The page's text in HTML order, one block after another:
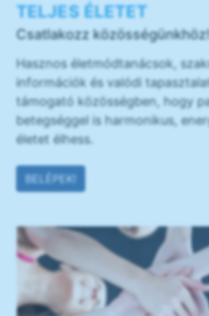
TELJES ÉLETET
Csatlakozz közösségünkhöz!
Hasznos életmódtanácsok,
információk és valódi
támogató közösségben, hogy
betegséggel is harmonikus,
életet élhess.
BELÉPEK!